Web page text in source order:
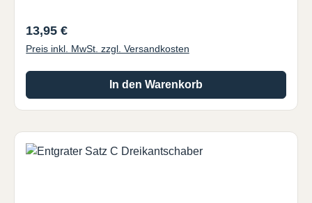
Regulärer Preis:
13,95 €
Preis inkl. MwSt. zzgl. Versandkosten
In den Warenkorb